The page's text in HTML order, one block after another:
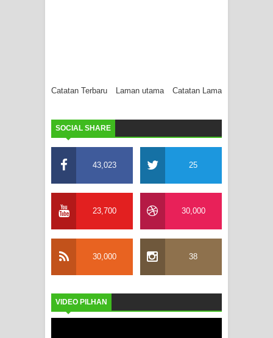
Catatan Terbaru Catatan Lama
Laman utama
SOCIAL SHARE
43,023 25
23,700 30,000
30,000 38
VIDEO PILHAN